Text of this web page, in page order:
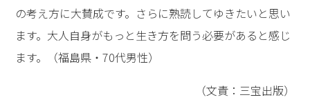
の考え方に大賛成です。さらに熟読してゆきたいと思い
ます。大人自身がもっと生き方を問う必要があると感じ
ます。（福島県・70代男性）
（文責：三宝出版）